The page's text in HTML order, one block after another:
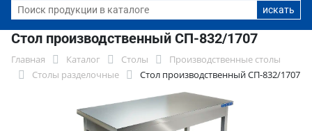
Стол производственный СП-832/1707
Главная Каталог Столы
Производственные столы
Столы разделочные
Стол производственный СП-832/1707